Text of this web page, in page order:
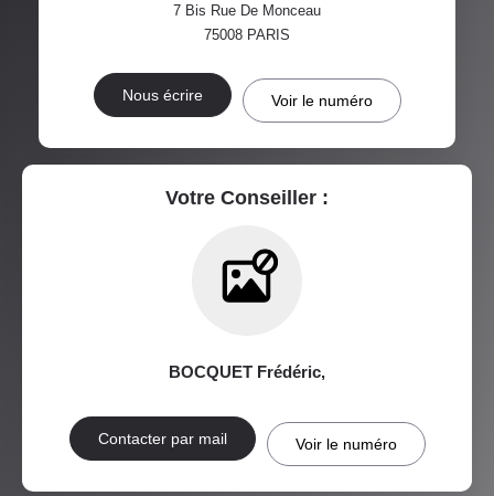
PART DES MÉNAGES SANS
VOITURE
DISTANCE DE L'AÉROPORT : SUPERFICIE :
RÉSULTATS DES LYCÉES
RESTAURANTS ET CAFÉS COMMERCES
7 Bis Rue De Monceau
75008 PARIS
Nous écrire Voir le numéro
Votre Conseiller :
BOCQUET Frédéric,
Contacter par mail Voir le numéro